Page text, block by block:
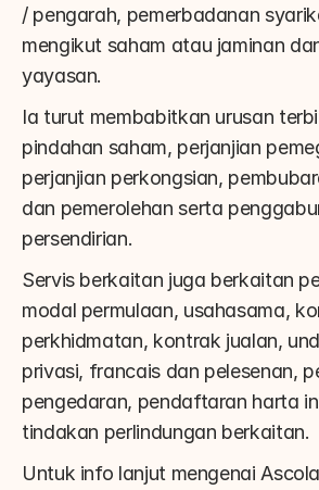
/ pengarah, pemerbadanan
mengikut saham atau jaminan
yayasan.
Ia turut membabitkan urusan
pindahan saham, perjanjian
perjanjian perkongsian,
dan pemerolehan serta
persendirian.
Servis berkaitan juga berkaitan
modal permulaan, usahasama,
perkhidmatan, kontrak jualan,
privasi, francais dan pelesenan,
pengedaran, pendaftaran harta
tindakan perlindungan berkaitan.